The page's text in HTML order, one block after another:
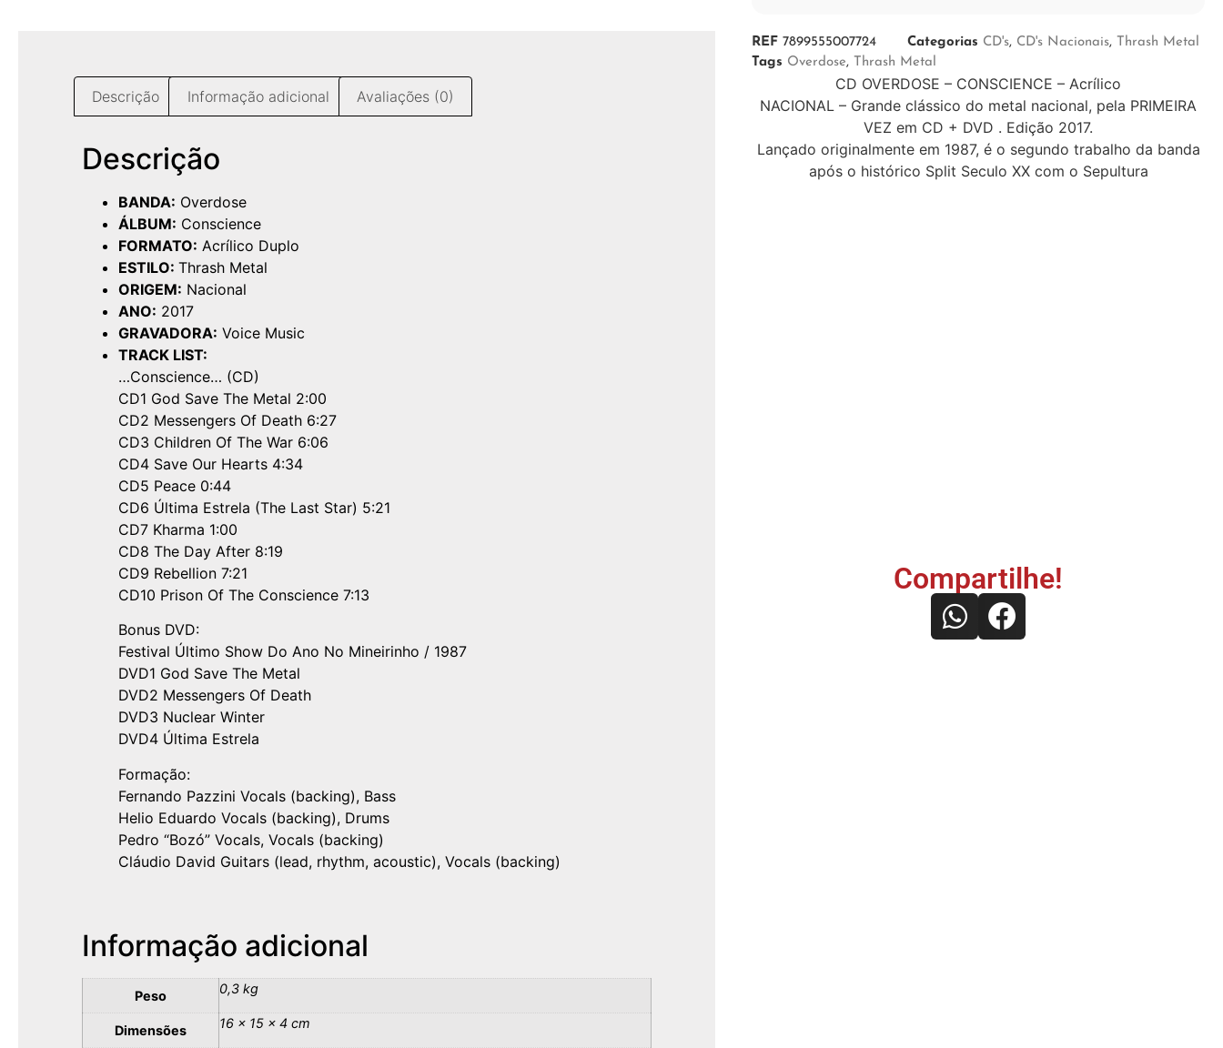
Descrição Informação adicional Avaliações (0)
Descrição
BANDA: Overdose
ÁLBUM: Conscience
FORMATO: Acrílico Duplo
ESTILO: Thrash Metal
ORIGEM: Nacional
ANO: 2017
GRAVADORA: Voice Music
TRACK LIST:
…Conscience… (CD)
CD1 God Save The Metal 2:00
CD2 Messengers Of Death 6:27
CD3 Children Of The War 6:06
CD4 Save Our Hearts 4:34
CD5 Peace 0:44
CD6 Última Estrela (The Last Star) 5:21
CD7 Kharma 1:00
CD8 The Day After 8:19
CD9 Rebellion 7:21
CD10 Prison Of The Conscience 7:13
Bonus DVD:
Festival Último Show Do Ano No Mineirinho / 1987
DVD1 God Save The Metal
DVD2 Messengers Of Death
DVD3 Nuclear Winter
DVD4 Última Estrela
Formação:
Fernando Pazzini Vocals (backing), Bass
Helio Eduardo Vocals (backing), Drums
Pedro “Bozó” Vocals, Vocals (backing)
Cláudio David Guitars (lead, rhythm, acoustic), Vocals (backing)
Informação adicional
Peso 0,3 kg
Dimensões 16 × 15 × 4 cm
REF7899555007724 Categorias CD's, CD's Nacionais,
Thrash Metal
Tags Overdose, Thrash Metal
CD OVERDOSE – CONSCIENCE – Acrílico
NACIONAL – Grande clássico do metal nacional, pela PRIMEIRA
VEZ em CD + DVD . Edição 2017.
Lançado originalmente em 1987, é o segundo trabalho da banda
após o histórico Split Seculo XX com o Sepultura
Compartilhe!